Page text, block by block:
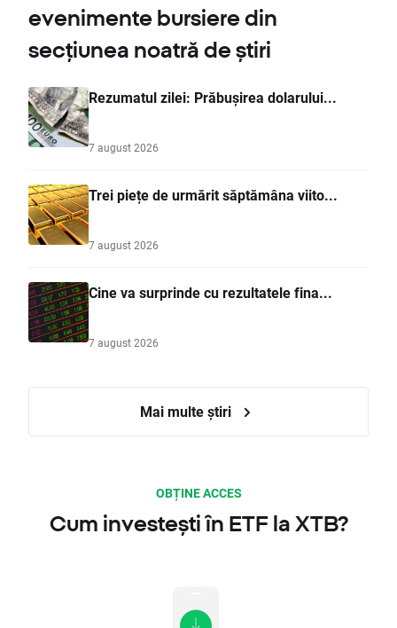
evenimente bursiere din
secțiunea noatră de știri
Rezumatul zilei: Prăbușirea dolarului...
7 august 2026
Trei piețe de urmărit săptămâna viito...
7 august 2026
Cine va surprinde cu rezultatele fina...
7 august 2026
Mai multe știri
OBȚINE ACCES
Cum investești în ETF la XTB?